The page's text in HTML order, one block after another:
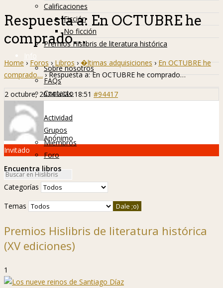
Calificaciones
Ficción
No ficción
Premios Hislibris de literatura histórica
Info
Sobre nosotros
FAQs
Contacto
Hislibreños
Actividad
Grupos
Miembros
Foro
Respuesta a: En OCTUBRE he
comprado…
Home › Foros › Libros › �ltimas adquisiciones › En OCTUBRE he
comprado… › Respuesta a: En OCTUBRE he comprado…
2 octubre, 2024 a las 18:51 #94417
Anónimo
Invitado
Encuentra libros
Categorías
Temas
Premios Hislibris de literatura histórica
(XV ediciones)
1